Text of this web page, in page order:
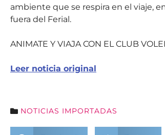
ambiente que se respira en el viaje,
fuera del Ferial.
ANIMATE Y VIAJA CON EL CLUB
Leer noticia original
NOTICIAS IMPORTADAS